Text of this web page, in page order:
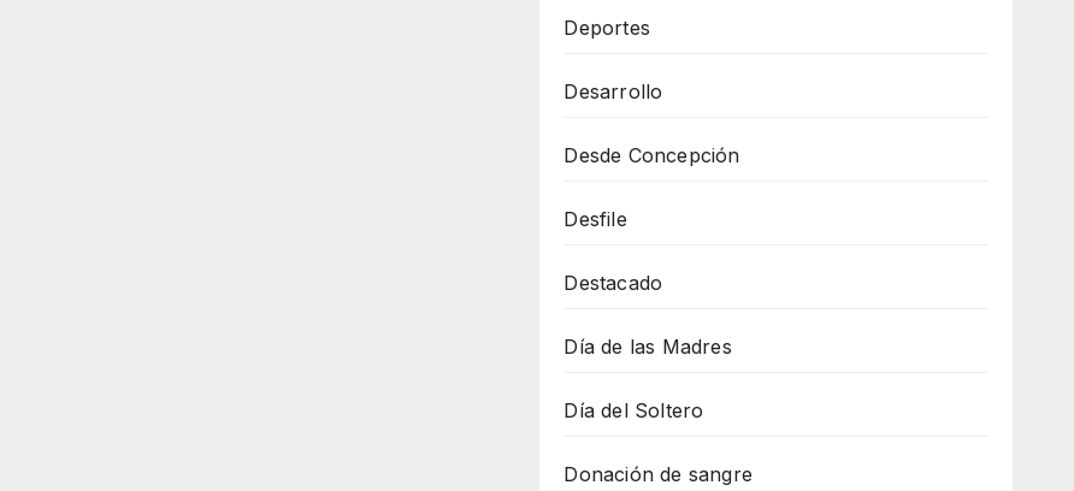
Deportes
Desarrollo
Desde Concepción
Desfile
Destacado
Día de las Madres
Día del Soltero
Donación de sangre